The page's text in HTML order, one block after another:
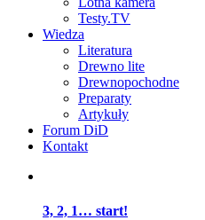
Testy.TV
Wiedza
Literatura
Drewno lite
Drewnopochodne
Preparaty
Artykuły
Forum DiD
Kontakt
3, 2, 1… start!